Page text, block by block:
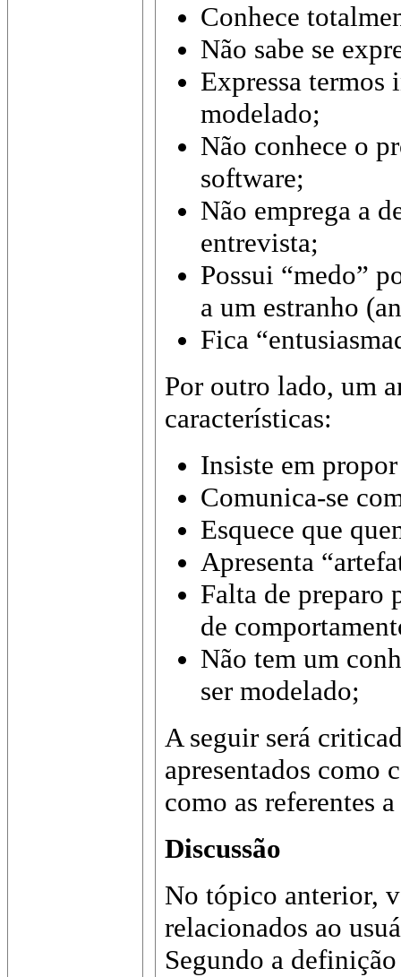
Conhece
Não sabe se
Expressa termos
modelado;
Não conhece o
software;
Não emprega a
entrevista;
Possui “medo”
a um estranho
Fica
Por outro lado, um
características:
Insiste em
Comunica-se
Esquece que
Apresenta
Falta de preparo
de
Não tem um
ser modelado;
A seguir será
apresentados como
como as referentes
Discussão
No tópico anterior,
relacionados ao
Segundo a